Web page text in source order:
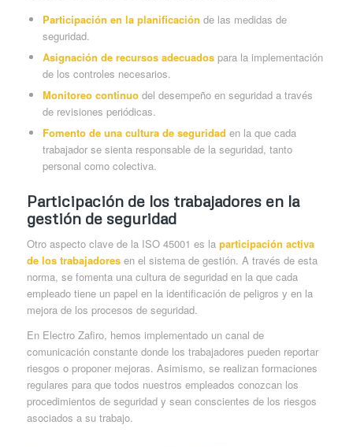
Participación en la planificación de las medidas de
seguridad.
Asignación de recursos adecuadospara la implementación
de los controles necesarios.
Monitoreo continuodel desempeño en seguridad a través
de revisiones periódicas.
Fomento de una cultura de seguridad en la que cada
trabajador se sienta responsable de la seguridad, tanto
personal como colectiva.
Participación de los trabajadores en la
gestión de seguridad
Otro aspecto clave de la ISO 45001 es la participación activa
de los trabajadoresen el sistema de gestión. A través de esta
norma, se fomenta una cultura de seguridad en la que cada
empleado tiene un papel en la identificación de peligros y en la
mejora de los procesos de seguridad.
En Electro Zafiro, hemos implementado un canal de
comunicación constante donde los trabajadores pueden reportar
riesgos o proponer mejoras. Asimismo, se realizan formaciones
regulares para que todos nuestros empleados conozcan los
procedimientos de seguridad y sean conscientes de los riesgos
asociados a su trabajo.